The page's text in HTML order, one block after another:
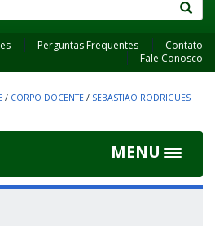
Perguntas Frequentes
Contato
Fale Conosco
/ CORPO DOCENTE / SEBASTIAO RODRIGUES
MENU
Toggle